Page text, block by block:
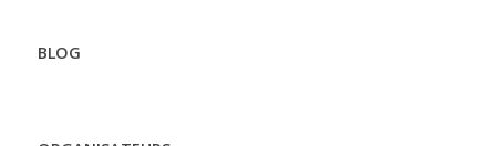
BLOG